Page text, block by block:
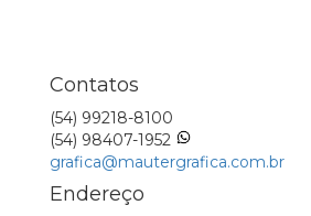
Contatos
(54) 99218-8100
(54) 98407-1952
grafica@mautergrafica.com.br
Endereço